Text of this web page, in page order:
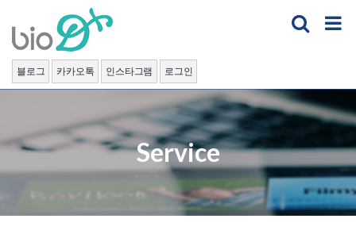
content
블로그 카카오톡 인스타그램 로그인
Service